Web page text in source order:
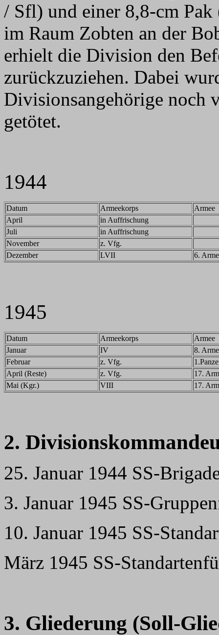
/ Sfl) und einer 8,8-cm
im Raum Zobten an der
erhielt die Division den
zurückzuziehen. Dabei
Divisionsangehörige noch
getötet.
1944
Datum Armeekorps
Armee
April
in Auffrischung
Juli
in Auffrischung
November
z. Vfg.
Dezember
LVII 6.
1945
Datum Armeekorps
Armee
Januar
IV
8.
Februar
z. Vfg.
April (Reste)
z. Vfg.
17.
Mai (Kgr.)
VIII 17.
2.
25. Januar 1944 SS-
3. Januar 1945 SS-
10. Januar 1945 SS-
März 1945 SS-
3. Gliederung (Soll-